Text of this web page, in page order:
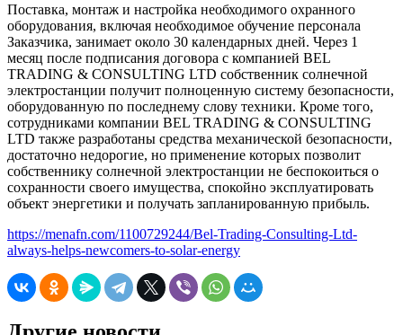
Поставка, монтаж и настройка необходимого охранного
оборудования, включая необходимое обучение персонала
Заказчика, занимает около 30 календарных дней. Через 1
месяц после подписания договора с компанией BEL
TRADING & CONSULTING LTD собственник солнечной
электростанции получит полноценную систему безопасности,
оборудованную по последнему слову техники. Кроме того,
сотрудниками компании BEL TRADING & CONSULTING
LTD также разработаны средства механической безопасности,
достаточно недорогие, но применение которых позволит
собственнику солнечной электростанции не беспокоиться о
сохранности своего имущества, спокойно эксплуатировать
объект энергетики и получать запланированную прибыль.
https://menafn.com/1100729244/Bel-Trading-Consulting-Ltd-
always-helps-newcomers-to-solar-energy